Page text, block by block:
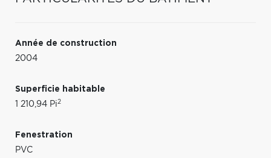
Année de construction
2004
Superficie habitable
1 210,94 Pi2
Fenestration
PVC